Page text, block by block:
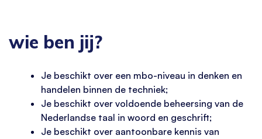
wie ben jij?
Je beschikt over een mbo-niveau in denken en
handelen binnen de techniek;
Je beschikt over voldoende beheersing van de
Nederlandse taal in woord en geschrift;
Je beschikt over aantoonbare kennis van